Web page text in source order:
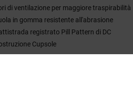
di ventilazione per maggiore traspirabilità
in gomma resistente all'abrasione
registrato Pill Pattern di DC
Cupsole